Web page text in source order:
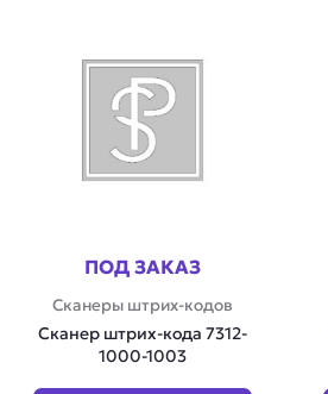
ПОД ЗАКАЗ
Сканеры штрих-кодов
Сканер штрих-кода 7312-
1000-1003